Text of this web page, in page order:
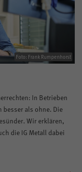
Foto: Frank Rumpenhorst
In Betrieben
als ohne. Die
Wir erklären,
die IG Metall dabei